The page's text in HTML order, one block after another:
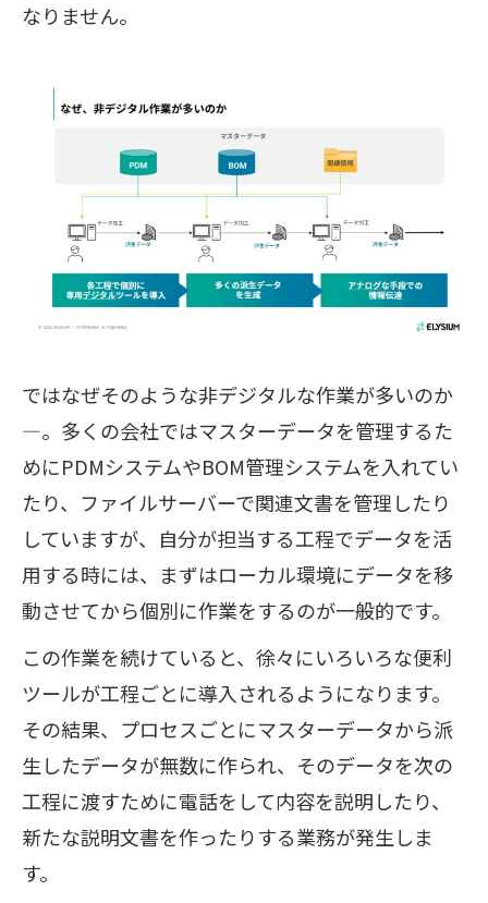
なりません。
ではなぜそのような非デジタルな作業が多いのか
―。多くの会社ではマスターデータを管理するた
めにPDMシステムやBOM管理システムを入れてい
たり、ファイルサーバーで関連文書を管理したり
していますが、自分が担当する工程でデータを活
用する時には、まずはローカル環境にデータを移
動させてから個別に作業をするのが一般的です。
この作業を続けていると、徐々にいろいろな便利
ツールが工程ごとに導入されるようになります。
その結果、プロセスごとにマスターデータから派
生したデータが無数に作られ、そのデータを次の
工程に渡すために電話をして内容を説明したり、
新たな説明文書を作ったりする業務が発生しま
す。